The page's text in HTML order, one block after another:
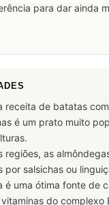
para dar ainda
receita de batatas
é um prato muito
regiões, as
por salsichas ou
é uma ótima fonte de
do complexo